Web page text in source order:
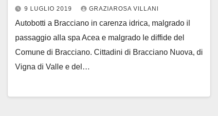
9 LUGLIO 2019 GRAZIAROSA VILLANI
Autobotti a Bracciano in carenza idrica, malgrado il
passaggio alla spa Acea e malgrado le diffide del
Comune di Bracciano. Cittadini di Bracciano Nuova, di
Vigna di Valle e del…